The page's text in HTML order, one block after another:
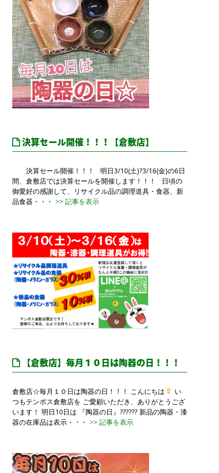
決算セール開催！！！【倉敷店】
決算セール開催！！！ 明日3/10(土)?3/16(金)の6日
間、倉敷店では決算セールを開催します！！！ 日頃の
御愛好の感謝して、リサイクル品の調理道具・食器、新
品食器・・・ >> 記事を表示
【倉敷店】毎月１０日は陶器の日！！！
倉敷店☆毎月１０日は陶器の日！！！ こんにちは
い
つもテンポス倉敷店を ご愛顧いただき、ありがとうござ
います！ 明日10日は 『陶器の日』?????? 新品の陶器・漆
器の在庫品は表示・・・ >> 記事を表示